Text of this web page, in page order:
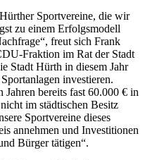
Sportvereine, die wir
zu einem Erfolgsmodell
freut sich Frank
Fraktion im Rat der Stadt
Stadt Hürth in diesem Jahr
investieren.
Jahren bereits fast 60.000 € in
im städtischen Besitz
Sportvereine dieses
annehmen und Investitionen
Bürger tätigen“.